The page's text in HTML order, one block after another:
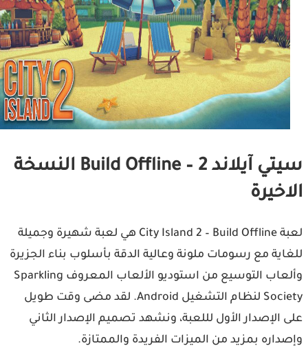
سيتي آيلاند 2 – Build Offline النسخة
لعبة City Island 2 – Build Offline هي لعبة شهيرة وجميلة
مع رسومات ملونة وعالية الدقة بأسلوب بناء الجزيرة
وألعاب التوسيع من استوديو الألعاب المعروف Sparkling
Society لنظام التشغيل Android. لقد مضى وقت طويل
الإصدار الأول لللعبة، ونشهد تصميم الإصدار الثاني
بمزيد من الميزات الفريدة والممتازة.